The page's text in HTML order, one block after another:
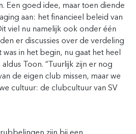
Een goed idee, maar toen diende
aan: het financieel beleid van
viel nu namelijk ook onder één
er discussies over de verdeling
in het begin, nu gaat het heel
Toon. “Tuurlijk zijn er nog
de eigen club missen, maar we
cultuur: de clubcultuur van SV